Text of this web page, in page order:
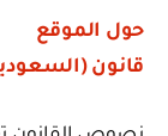
حول الموقع
قانون